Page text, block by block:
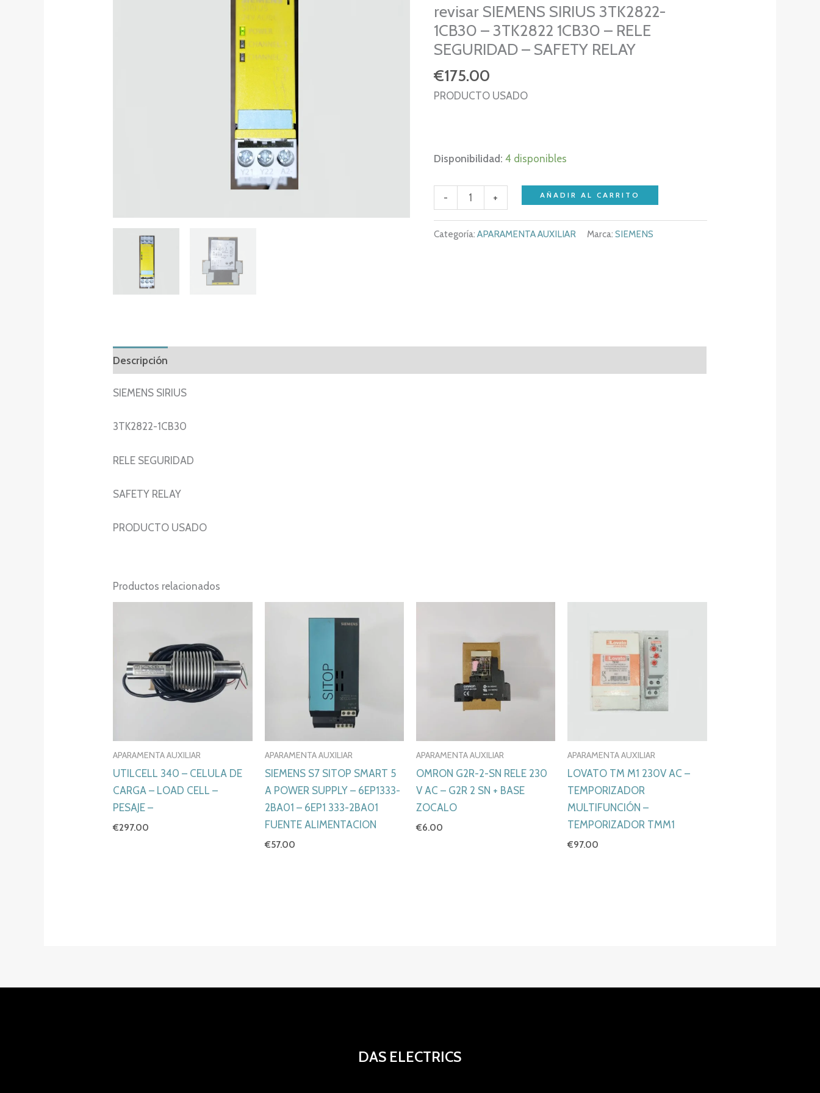
revisar SIEMENS SIRIUS 3TK2822-
1CB30 – 3TK2822 1CB30 – RELE
SEGURIDAD – SAFETY RELAY
€175.00
PRODUCTO USADO
Disponibilidad: 4 disponibles
-
SIEMENS
RELE
+ AÑADIR AL CARRITO
Categoría: APARAMENTA AUXILIAR Marca: SIEMENS
Descripción
SIEMENS SIRIUS
3TK2822-1CB30
RELE SEGURIDAD
SAFETY RELAY
PRODUCTO USADO
Productos relacionados
APARAMENTA AUXILIAR
UTILCELL 340 – CELULA DE
CARGA – LOAD CELL –
PESAJE –
€297.00
APARAMENTA AUXILIAR
SIEMENS S7 SITOP SMART 5
A POWER SUPPLY – 6EP1333-
2BA01 – 6EP1 333-2BA01
FUENTE ALIMENTACION
€57.00
APARAMENTA AUXILIAR
OMRON G2R-2-SN RELE 230
V AC – G2R 2 SN + BASE
ZOCALO
€6.00
APARAMENTA AUXILIAR
LOVATO TM M1 230V AC –
TEMPORIZADOR
MULTIFUNCIÓN –
TEMPORIZADOR TMM1
€97.00
DAS ELECTRICS